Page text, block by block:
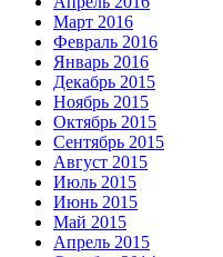
Март 2016
Февраль 2016
Январь 2016
Декабрь 2015
Ноябрь 2015
Октябрь 2015
Сентябрь 2015
Август 2015
Июль 2015
Июнь 2015
Май 2015
Апрель 2015